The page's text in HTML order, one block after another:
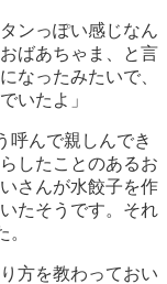
ンっぽい感じなん
ばあちゃま、と言
なったみたいで、
いたよ」
呼んで親しんでき
したことのあるお
さんが水餃子を作
たそうです。それ
方を教わっておい